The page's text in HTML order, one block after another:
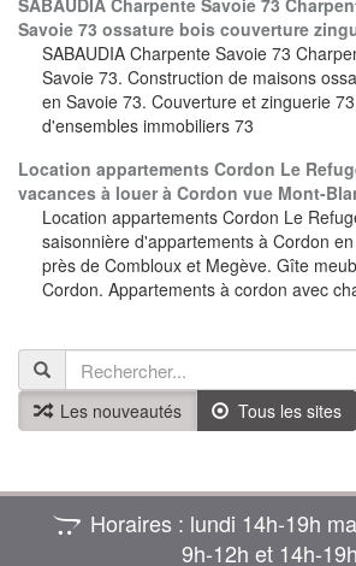
SABAUDIA Charpente Savoie 73
Savoie 73 ossature bois couverture
SABAUDIA Charpente Savoie 73
Savoie 73. Construction de maisons
en Savoie 73. Couverture et zinguerie
d'ensembles immobiliers 73
Location appartements Cordon Le
vacances à louer à Cordon vue Mont-
Location appartements Cordon Le
saisonnière d'appartements à Cordon
près de Combloux et Megève. Gîte
Cordon. Appartements à cordon avec
Les nouveautés
Tous les sites
Horaires : lundi 14h-19h
9h‑12h et 14h‑19h